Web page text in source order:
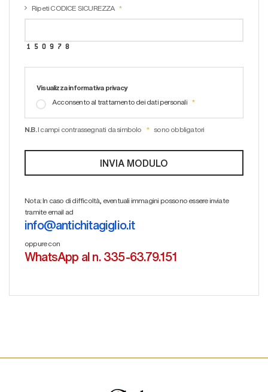
Ripeti CODICE SICUREZZA
Visualizza informativa privacy
Acconsento al trattamento dei dati personali
N.B. I campi contrassegnati da simbolo sono obbligatori
Nota: In caso di difficoltà, eventuali immagini possono essere inviate
tramite email ad
info@antichitagiglio.it
oppure con
WhatsApp al n. 335-63.79.151